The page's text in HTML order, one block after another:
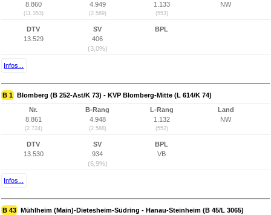
8.860
(11.353)
4.949
(2.589)
1.133
(553)
NW
DTV
13.529
SV
406
(3,0%)
BPL
Infos...
B 1 Blomberg (B 252-Ast/K 73) - KVP Blomberg-Mitte (L 614/K 74)
Nr.
8.861
(2.724)
B-Rang
4.948
(2.588)
L-Rang
1.132
(552)
Land
NW
DTV
13.530
SV
934
(6,9%)
BPL
VB
Infos...
B 43 Mühlheim (Main)-Dietesheim-Südring - Hanau-Steinheim (B 45/L 3065)